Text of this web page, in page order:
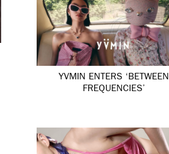
YVMIN ENTERS ‘BETWEEN
FREQUENCIES’